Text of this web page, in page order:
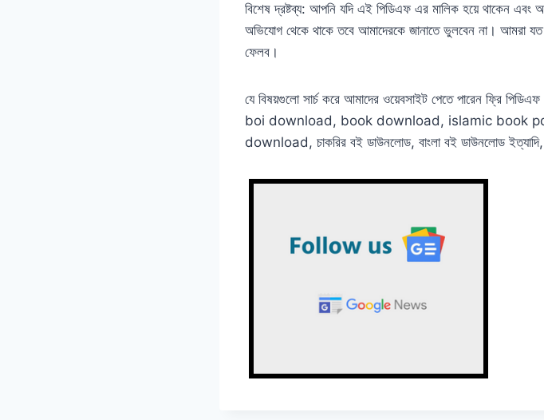
বিশেষ দ্রষ্টব্য: আপনি যদি এই পিডিএফ এর মালিক হয়ে থাকেন এবং
অভিযোগ থেকে থাকে তবে আমাদেরকে জানাতে ভুলবেন না। আমরা
ফেলব।
যে বিষয়গুলো সার্চ করে আমাদের ওয়েবসাইট পেতে পারেন
boi download, book download, islamic book
download, চাকরির বই ডাউনলোড, বাংলা বই ডাউনলোড